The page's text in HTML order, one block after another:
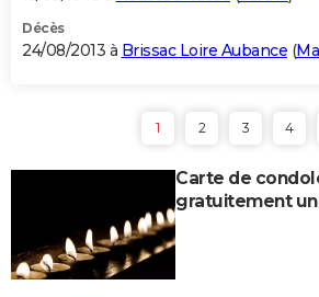
Décès
24/08/2013 à Brissac Loire Aubance (
1 2 3 4
Carte de
gratuitement